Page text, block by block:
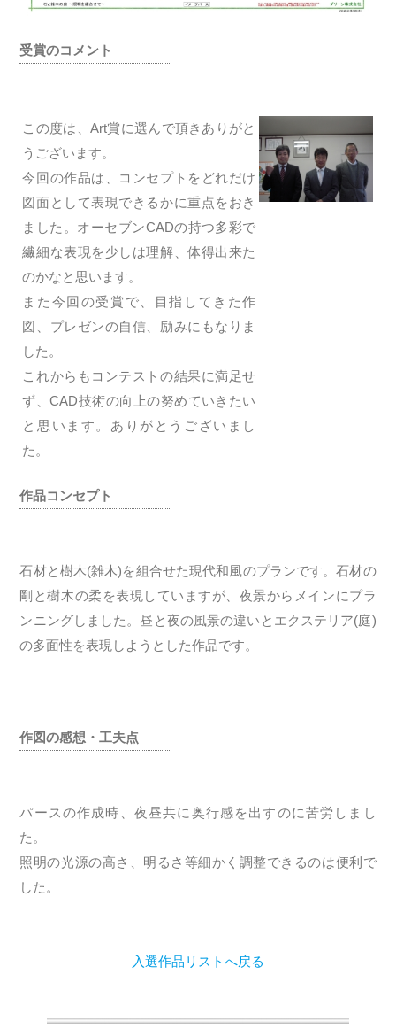
受賞のコメント
この度は、Art賞に選んで頂きありがと
うございます。
今回の作品は、コンセプトをどれだけ
図面として表現できるかに重点をおき
ました。オーセブンCADの持つ多彩で
繊細な表現を少しは理解、体得出来た
のかなと思います。
また今回の受賞で、目指してきた作
図、プレゼンの自信、励みにもなりま
した。
これからもコンテストの結果に満足せ
ず、CAD技術の向上の努めていきたい
と思います。ありがとうございまし
た。
作品コンセプト
石材と樹木(雑木)を組合せた現代和風のプランです。石材の
剛と樹木の柔を表現していますが、夜景からメインにプラ
ンニングしました。昼と夜の風景の違いとエクステリア(庭)
の多面性を表現しようとした作品です。
作図の感想・工夫点
パースの作成時、夜昼共に奥行感を出すのに苦労しまし
た。
照明の光源の高さ、明るさ等細かく調整できるのは便利で
した。
入選作品リストへ戻る